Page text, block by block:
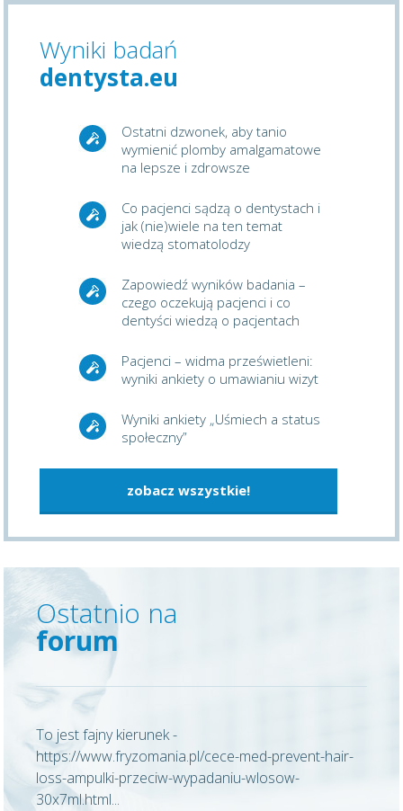
Wyniki badań
dentysta.eu
Ostatni dzwonek, aby tanio
wymienić plomby amalgamatowe
na lepsze i zdrowsze
Co pacjenci sądzą o dentystach i
jak (nie)wiele na ten temat
wiedzą stomatolodzy
Zapowiedź wyników badania –
czego oczekują pacjenci i co
dentyści wiedzą o pacjentach
Pacjenci – widma prześwietleni:
wyniki ankiety o umawianiu wizyt
Wyniki ankiety „Uśmiech a status
społeczny”
zobacz wszystkie!
Ostatnio na
forum
To jest fajny kierunek -
https://www.fryzomania.pl/cece-med-prevent-hair-
loss-ampulki-przeciw-wypadaniu-wlosow-
30x7ml.html...